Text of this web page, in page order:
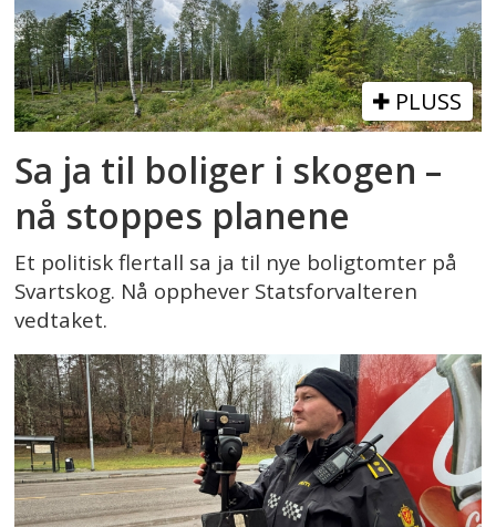
PLUSS
Sa ja til boliger i skogen –
nå stoppes planene
Et politisk flertall sa ja til nye boligtomter på
Svartskog. Nå opphever Statsforvalteren
vedtaket.